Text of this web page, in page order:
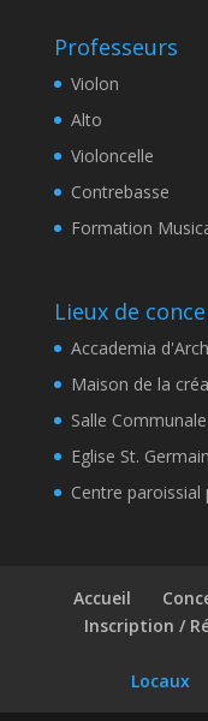
Professeurs
Violon
Alto
Violoncelle
Contrebasse
Formation
Lieux de
Accademia
Maison de la
Salle Communale
Eglise St. Germain
Centre
Accueil
Inscription /
Locaux